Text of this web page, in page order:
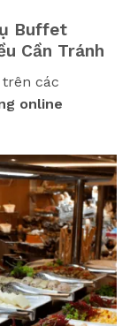
Buffet
Cần Tránh
các
online